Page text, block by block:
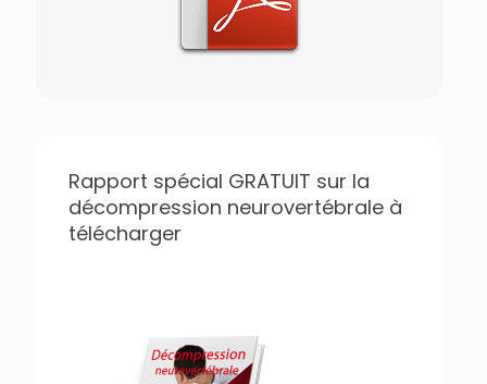
Rapport spécial GRATUIT sur la
décompression neurovertébrale à
télécharger